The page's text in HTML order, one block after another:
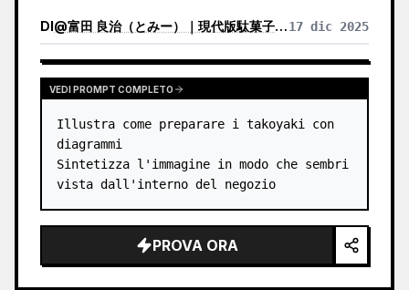
DI@富田 良治（とみー）｜現代版駄菓子屋 富田商店｜スナックトミタ 17 dic 2025
VEDI PROMPT COMPLETO
Illustra come preparare i takoyaki con
diagrammi
Sintetizza l'immagine in modo che sembri
vista dall'interno del negozio
PROVA ORA